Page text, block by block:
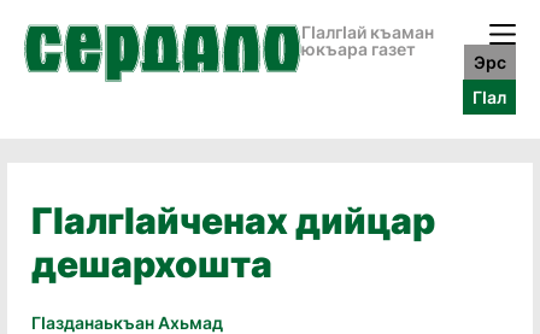
ГӀалгӀай къаман
юкъара газет
Эрс
ГӀал
ГIалгIайченах дийцар
дешархошта
Гӏазданаькъан Ахьмад